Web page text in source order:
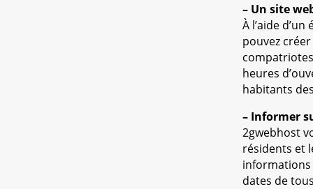
– Un site
À l’aide
pouvez
heures
habitants
– Informer
2gwebhost
résidents et
informations
dates de